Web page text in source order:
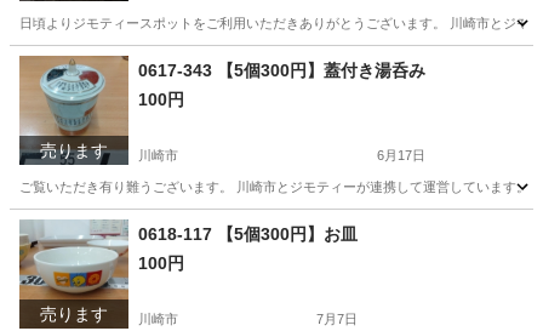
日頃よりジモティースポットをご利用いただきありがとうございます。 川崎市とジ
神奈川 川崎市 服/ファッション リユース
売ります
0617-343 【5個300円】蓋付き湯呑み
100円
川崎市 6月17日
ご覧いただき有り難うございます。 川崎市とジモティーが連携して運営していま
神奈川 川崎市 リユース
売ります
0618-117 【5個300円】お皿
100円
川崎市 7月7日